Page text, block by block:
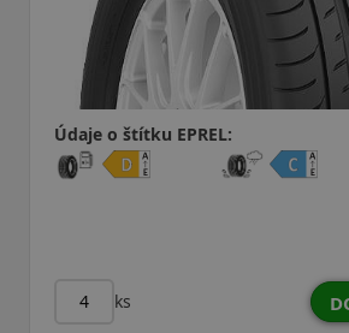
Údaje o štítku EPREL: